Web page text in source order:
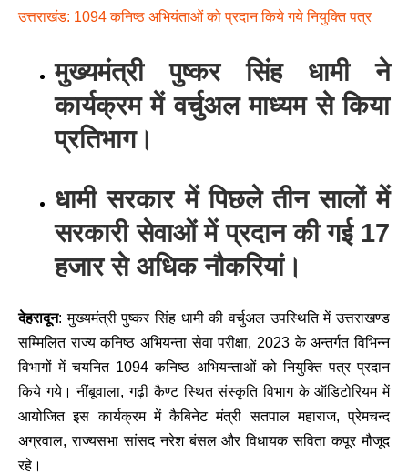
उत्तराखंड: 1094 कनिष्ठ अभियंताओं को प्रदान किये गये नियुक्ति पत्र
मुख्यमंत्री पुष्कर सिंह धामी ने
कार्यक्रम में वर्चुअल माध्यम से किया
प्रतिभाग।
धामी सरकार में पिछले तीन सालों में
सरकारी सेवाओं में प्रदान की गई 17
हजार से अधिक नौकरियां।
देहरादून: मुख्यमंत्री पुष्कर सिंह धामी की वर्चुअल उपस्थिति में उत्तराखण्ड
सम्मिलित राज्य कनिष्ठ अभियन्ता सेवा परीक्षा, 2023 के अन्तर्गत विभिन्न
विभागों में चयनित 1094 कनिष्ठ अभियन्ताओं को नियुक्ति पत्र प्रदान
किये गये। नींबूवाला, गढ़ी कैण्ट स्थित संस्कृति विभाग के ऑडिटोरियम में
आयोजित इस कार्यक्रम में कैबिनेट मंत्री सतपाल महाराज, प्रेमचन्द
अग्रवाल, राज्यसभा सांसद नरेश बंसल और विधायक सविता कपूर मौजूद
रहे।